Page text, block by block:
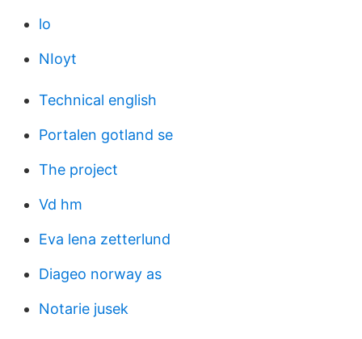
lo
NIoyt
Technical english
Portalen gotland se
The project
Vd hm
Eva lena zetterlund
Diageo norway as
Notarie jusek